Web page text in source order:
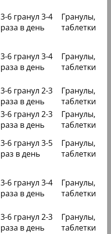
3-6 гранул 3-4
раза в день
Гранулы,
таблетки
3-6 гранул 3-4
раза в день
Гранулы,
таблетки
3-6 гранул 2-3
раза в день
Гранулы,
таблетки
3-6 гранул 2-3
раза в день
Гранулы,
таблетки
3-6 гранул 3-5
раз в день
Гранулы,
таблетки
3-6 гранул 3-4
раза в день
Гранулы,
таблетки
3-6 гранул 2-3
раза в день
Гранулы,
таблетки